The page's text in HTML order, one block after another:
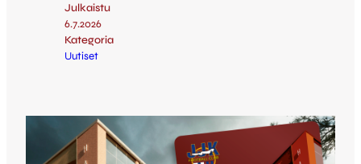
Julkaistu
6.7.2026
Kategoria
Uutiset